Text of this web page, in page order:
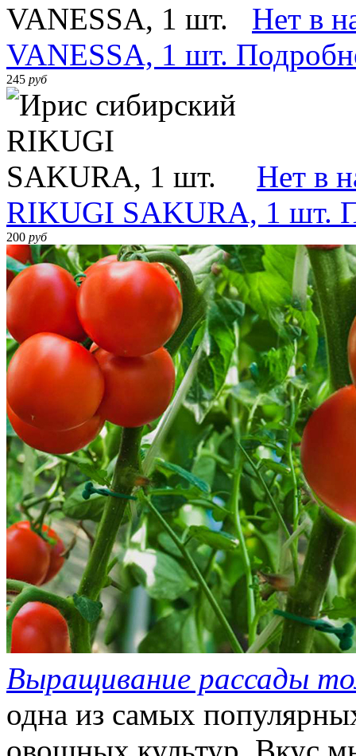
Нет в
VANESSA, 1 шт.
245 руб
Нет в
RIKUGI SAKURA, 1 шт.
200 руб
Выращивание рассады
одна из самых